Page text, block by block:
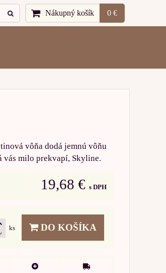
Nákupný košík 0 €
vôňa dodá jemnú vôňu
vás milo prekvapí, Skyline.
19,68 € s DPH
ks DO KOŠÍKA